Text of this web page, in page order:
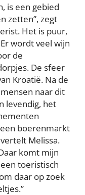
is een gebied
zetten”, zegt
Het is puur,
wordt veel wijn
de
De sfeer
Kroatië. Na de
naar dit
levendig, het
boerenmarkt
Melissa.
komt mijn
toeristisch
daar op zoek